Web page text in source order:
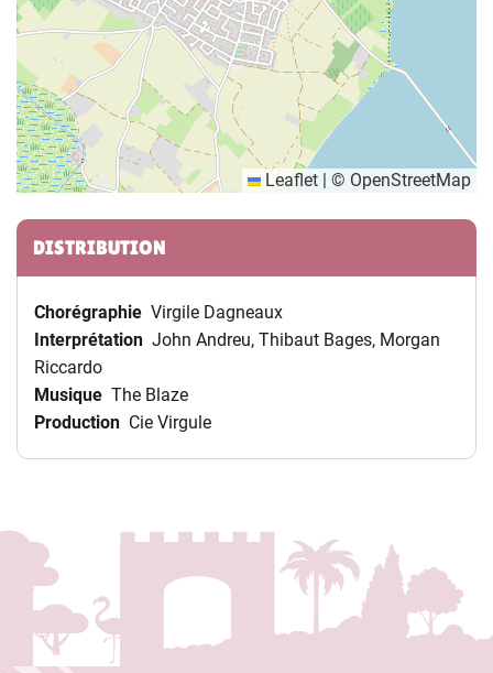
Leaflet | © OpenStreetMap
Informations complémentaires
DISTRIBUTION
Chorégraphie Virgile Dagneaux
Interprétation John Andreu, Thibaut Bages, Morgan
Riccardo
Musique The Blaze
Production Cie Virgule